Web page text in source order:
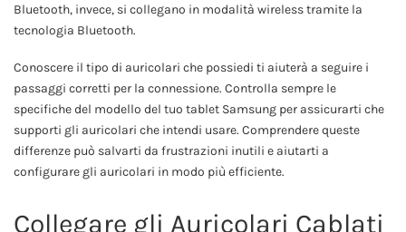
Bluetooth, invece, si collegano in modalità wireless tramite la
tecnologia Bluetooth.
Conoscere il tipo di auricolari che possiedi ti aiuterà a seguire i
passaggi corretti per la connessione. Controlla sempre le
specifiche del modello del tuo tablet Samsung per assicurarti che
supporti gli auricolari che intendi usare. Comprendere queste
differenze può salvarti da frustrazioni inutili e aiutarti a
configurare gli auricolari in modo più efficiente.
Collegare gli Auricolari Cablati